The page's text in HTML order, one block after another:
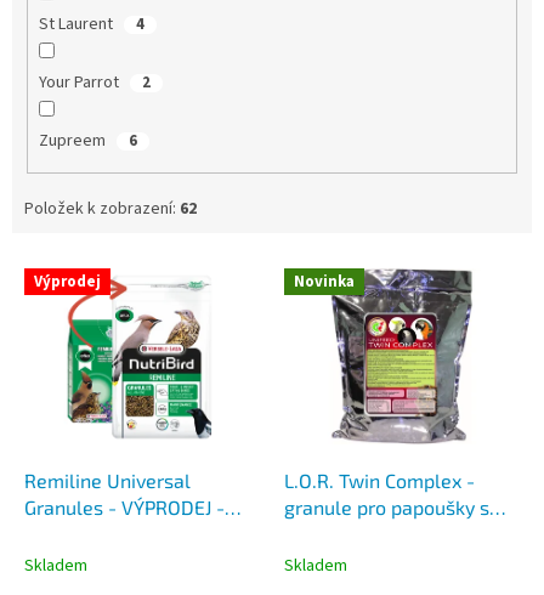
St Laurent 4
Your Parrot 2
Zupreem 6
Položek k zobrazení: 62
V Výprodej
Remiline Universal
Granules - VÝPRODEJ -
28.3.2026
Skladem
Novinka
L.O.R. Twin Complex -
granule pro papoušky s
Skladem